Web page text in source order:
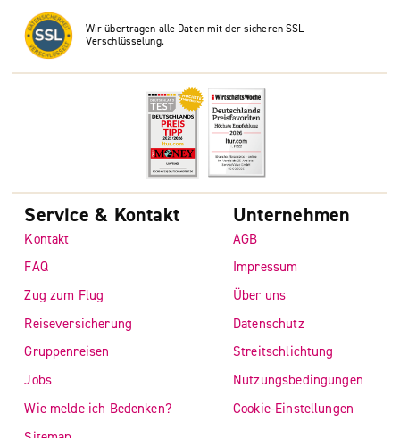
Wir übertragen alle Daten mit der sicheren SSL-
Verschlüsselung.
Service & Kontakt
Kontakt
FAQ
Zug zum Flug
Reiseversicherung
Gruppenreisen
Jobs
Wie melde ich Bedenken?
Unternehmen
AGB
Impressum
Über uns
Datenschutz
Streitschlichtung
Nutzungsbedingungen
Cookie-Einstellungen